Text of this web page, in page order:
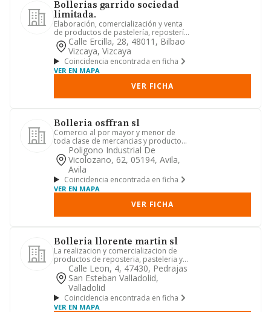
Bollerias garrido sociedad
limitada.
Elaboración, comercialización y venta
de productos de pastelería, repostería
y panadería
Calle Ercilla, 28, 48011, Bilbao
Vizcaya, Vizcaya
Coincidencia encontrada en ficha
VER EN MAPA
VER FICHA
Bolleria osffran sl
Comercio al por mayor y menor de
toda clase de mercancias y productos
de alimentacion, bebidas y ta...
Poligono Industrial De
Vicolozano, 62, 05194, Avila,
Avila
Coincidencia encontrada en ficha
VER EN MAPA
VER FICHA
Bolleria llorente martin sl
La realizacion y comercializacion de
productos de reposteria, pasteleria y
panaderia; asi como la c...
Calle Leon, 4, 47430, Pedrajas
San Esteban Valladolid,
Valladolid
Coincidencia encontrada en ficha
VER EN MAPA